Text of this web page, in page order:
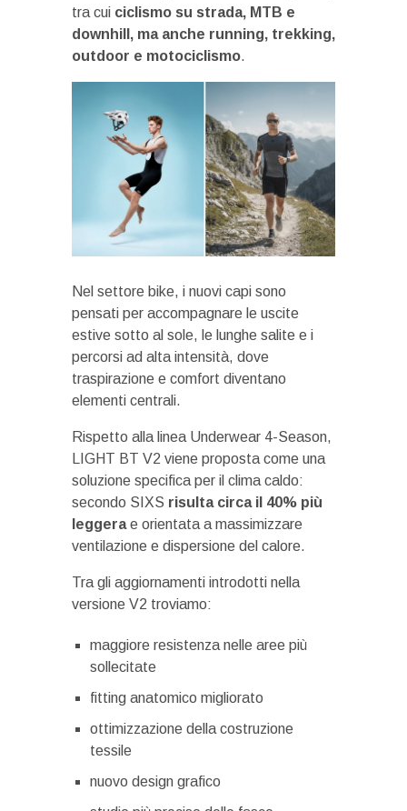
tra cui ciclismo su strada, MTB e
downhill, ma anche running, trekking,
outdoor e motociclismo.
Nel settore bike, i nuovi capi sono
pensati per accompagnare le uscite
estive sotto al sole, le lunghe salite e i
percorsi ad alta intensità, dove
traspirazione e comfort diventano
elementi centrali.
Rispetto alla linea Underwear 4-Season,
LIGHT BT V2 viene proposta come una
soluzione specifica per il clima caldo:
secondo SIXS risulta circa il 40% più
leggerae orientata a massimizzare
ventilazione e dispersione del calore.
Tra gli aggiornamenti introdotti nella
versione V2 troviamo:
maggiore resistenza nelle aree più
sollecitate
fitting anatomico migliorato
ottimizzazione della costruzione
tessile
nuovo design grafico